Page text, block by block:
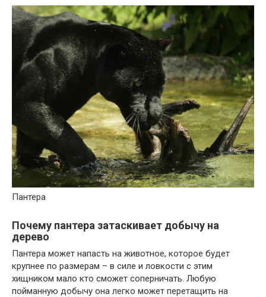
Пантера
Почему пантера затаскивает добычу на
дерево
Пантера может напасть на животное, которое будет
крупнее по размерам – в силе и ловкости с этим
хищником мало кто сможет соперничать. Любую
пойманную добычу она легко может перетащить на